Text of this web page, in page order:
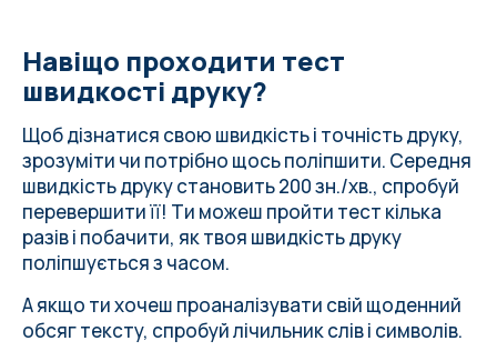
Навіщо проходити тест
швидкості друку?
Щоб дізнатися свою швидкість і точність друку,
зрозуміти чи потрібно щось поліпшити. Середня
швидкість друкустановить 200 зн./хв., спробуй
перевершити її! Ти можеш пройти тест кілька
разів і побачити, як твоя швидкість друку
поліпшується з часом.
А якщо ти хочеш проаналізувати свій щоденний
обсяг тексту, спробуйлічильник слів і символів.